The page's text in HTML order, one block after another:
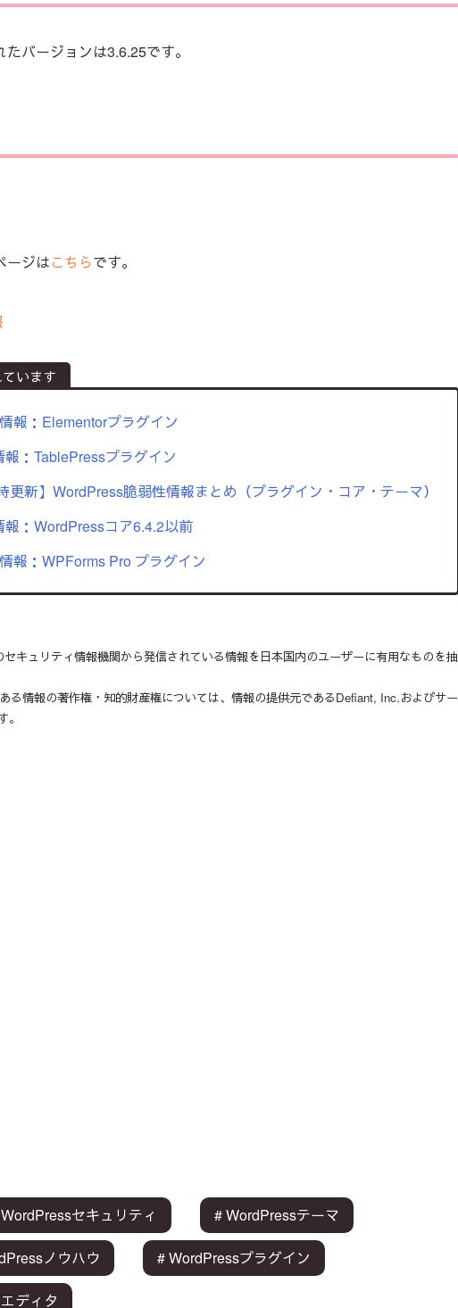
バージョンは3.6.25です。
ージはこちらです。
います
報：Elementorプラグイン
：TablePressプラグイン
更新】WordPress脆弱性情報まとめ（プラグイン・コア・テーマ）
：WordPressコア6.4.2以前
報：WPForms Pro プラグイン
キュリティ情報機関から発信されている情報を日本国内のユーザーに有用なものを抽
る情報の著作権・知的財産権については、情報の提供元であるDefiant, Inc.およびサー
セキュリティ # WordPressテーマ
ノウハウ # WordPressプラグイン
ディタ